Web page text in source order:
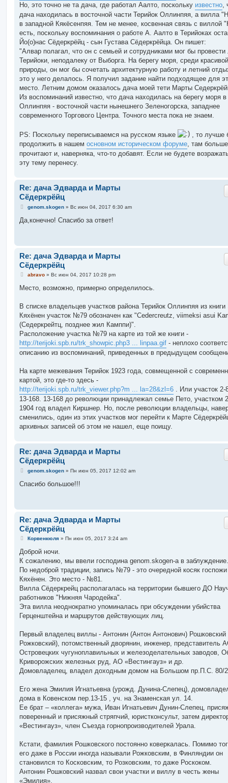
Но, это точно не та дача, где работал Аалто, поскольку известно,
дача находилась в восточной части Терийок Оллинпяя, а вилла
в западной Кякёсенпяя. Тем не менее, косвенная связь с виллой
есть, поскольку воспоминания о работе А. Аалто в Терийоках
Йо(о)нас Сёдеркрёйц - сын Густава Сёдеркрёйца. Он пишет:
"Алвар полагал, что он с семьей и сотрудниками мог бы провести
Терийоки, неподалеку от Выборга. На берегу моря, среди красивой
природы, он мог бы сочетать архитектурную работу и летний
это у него делалось. Я получил задание найти подходящее для
место. Летним домом оказалось дача моей тети Марты
Из воспоминаний известно, что дача находилась на берегу моря в
Оллинпяя - восточной части нынешнего Зеленогорска, западнее
современного Торгового Центра. Точного места пока не знаем.
PS: Поскольку переписываемся на русском языке
, то лучше
продолжить в нашем основном историческом форуме, там больше
прочитают и, наверняка, что-то добавят. Если не будете
эту тему перенесу.
Re: дача Эдварда и Марты
Сёдеркрёйц
С
о
б
е
genom.skogen» Вс июн 04, 2017 6:30 am
Да,конечно! Спасибо за ответ!
Re: дача Эдварда и Марты
Сёдеркрёйц
С
о
е
и
е
abravo» Вс июн 04, 2017 10:28 pm
Место, возможно, примерно определилось.
В списке владельцев участков района Терийок Оллинпяя из
Кяхёнен участок №79 обозначен как "Cedercreutz, viimeksi asui
(Седеркрейтц, позднее жил Камппи)".
Расположение участка №79 на карте из той же книги -
http://terijoki.spb.ru/trk_showpic.php3 ... linpaa.gif - неплохо
описанию из воспоминаний, приведенных в предыдущем
На карте межевания Терийок 1923 года, совмещенной с
картой, это где-то здесь -
http://terijoki.spb.ru/trk_viewer.php?m ... la=28&zl=6 . Или участок 2-
13-168. 13-168 до революции принадлежал семье Пето, участком
1904 год владел Киршнер. Но, после революции владельцы,
сменились, один из этих участков мог перейти к Марте
архивных записей об этом не нашел, еще поищу.
Re: дача Эдварда и Марты
Сёдеркрёйц
С
о
е
genom.skogen» Пн июн 05, 2017 12:02 am
Спасибо большое!!!
Re: дача Эдварда и Марты
Сёдеркрёйц
С
о
щ
е
и
е
Корвенкюля» Пн июн 05, 2017 3:24 am
Доброй ночи.
К сожалению, мы ввели господина genom.skogen-а в заблуждение.
По недоброй традиции, запись №79 - это очередной косяк госпожи
Кяхёнен. Это место - №81.
Вилла Сёдеркрейц располагалась на территории бывшего ДО
работников "Нижняя Чародейка".
Эта вилла неоднократно упоминалась при обсуждении убийства
Герценштейна и маршрутов действующих лиц.
Первый владелец виллы - Антонин (Антон Антонович)
Рожковский), потомственный дворянин, инженер, представитель
Островецких чугуноплавильных и железоделательных заводов,
Криворожских железных руд, АО «Вестингауз» и др.
Домовладелец, владел доходным домом на Большом пр.П.С. 80/
Его жена Эмилия Игнатьевна (урожд. Дунина-Слепец),
дома в Ковенском пер.13-15 , уч. на Знаменская ул. 14.
Ее брат – «коллега» мужа, Иван Игнатьевич Дунин-Слепец,
поверенный и присяжный стряпчий, юристконсульт, затем
«Вестингауз», член Съезда горнопроизводителей Урала.
Кстати, фамилия Рошковского постоянно коверкалась. Помимо
его даже в России иногда называли Рожковским, в Финляндии он
становился то Косковским, то Розковским, то даже Роскоком.
Антонин Рошковский назвал свои участки и виллу в честь жены
«Эмилия».